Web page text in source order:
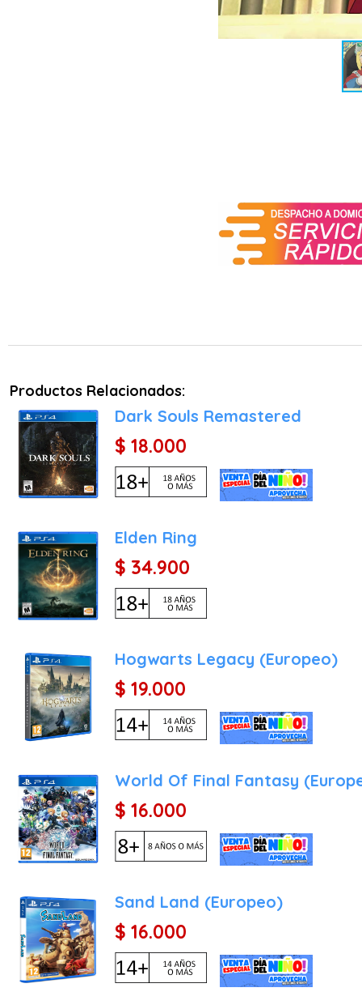
Productos Relacionados:
Dark Souls Remastered
$ 18.000
Elden Ring
$ 34.900
Hogwarts Legacy (Europeo)
$ 19.000
World Of Final Fantasy
$ 16.000
Sand Land (Europeo)
$ 16.000